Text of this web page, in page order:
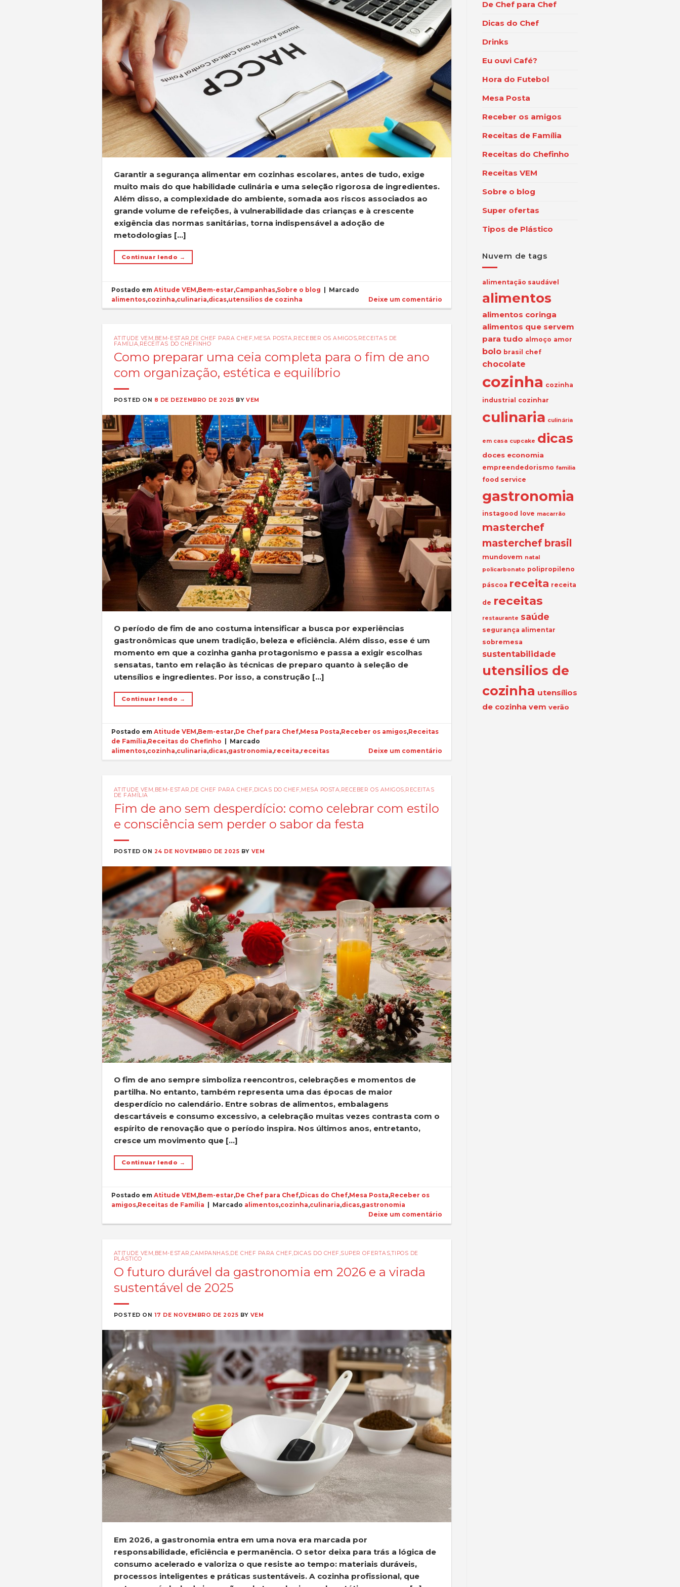
Garantir a segurança alimentar em cozinhas escolares, antes de tudo, exige
muito mais do que habilidade culinária e uma seleção rigorosa de ingredientes.
Além disso, a complexidade do ambiente, somada aos riscos associados ao
grande volume de refeições, à vulnerabilidade das crianças e à crescente
exigência das normas sanitárias, torna indispensável a adoção de
metodologias […]
Continuar lendo →
Postado emAtitude VEM,Bem-estar,Campanhas,Sobre o blog
Marcado
alimentos,cozinha,culinaria,dicas,utensilios de cozinha Deixe um comentário
ATITUDE VEM,BEM-ESTAR,DE CHEF PARA CHEF,MESA POSTA,RECEBER OS AMIGOS,RECEITAS DE
FAMÍLIA,RECEITAS DO CHEFINHO
Como preparar uma ceia completa para o fim de ano
com organização, estética e equilíbrio
POSTED ON 8 DE DEZEMBRO DE 2025 BY VEM
O período de fim de ano costuma intensificar a busca por experiências
gastronômicas que unem tradição, beleza e eficiência. Além disso, esse é um
momento em que a cozinha ganha protagonismo e passa a exigir escolhas
sensatas, tanto em relação às técnicas de preparo quanto à seleção de
utensílios e ingredientes. Por isso, a construção […]
Continuar lendo →
Postado emAtitude VEM,Bem-estar,De Chef para Chef,Mesa Posta,Receber os amigos,Receitas
de Família,Receitas do Chefinho
Marcado
alimentos,cozinha,culinaria,dicas,gastronomia,receita,receitas Deixe um comentário
ATITUDE VEM,BEM-ESTAR,DE CHEF PARA CHEF,DICAS DO CHEF,MESA POSTA,RECEBER OS AMIGOS,RECEITAS
DE FAMÍLIA
Fim de ano sem desperdício: como celebrar com estilo
e consciência sem perder o sabor da festa
POSTED ON 24 DE NOVEMBRO DE 2025 BY VEM
O fim de ano sempre simboliza reencontros, celebrações e momentos de
partilha. No entanto, também representa uma das épocas de maior
desperdício no calendário. Entre sobras de alimentos, embalagens
descartáveis e consumo excessivo, a celebração muitas vezes contrasta com o
espírito de renovação que o período inspira. Nos últimos anos, entretanto,
cresce um movimento que […]
Continuar lendo →
Postado emAtitude VEM,Bem-estar,De Chef para Chef,Dicas do Chef,Mesa Posta,Receber os
amigos,Receitas de Família Marcado alimentos,cozinha,culinaria,dicas,gastronomia
Deixe um comentário
ATITUDE VEM,BEM-ESTAR,CAMPANHAS,DE CHEF PARA CHEF, DICAS DO CHEF,SUPER OFERTAS,TIPOS DE
PLÁSTICO
O futuro durável da gastronomia em 2026 e a virada
sustentável de 2025
POSTED ON 17 DE NOVEMBRO DE 2025 BY VEM
Em 2026, a gastronomia entra em uma nova era marcada por
responsabilidade, eficiência e permanência. O setor deixa para trás a lógica de
consumo acelerado e valoriza o que resiste ao tempo: materiais duráveis,
processos inteligentes e práticas sustentáveis. A cozinha profissional, que
De Chef para Chef
Dicas do Chef
Drinks
Eu ouvi Café?
Hora do Futebol
Mesa Posta
Receber os amigos
Receitas de Família
Receitas do Chefinho
Receitas VEM
Sobre o blog
Super ofertas
Tipos de Plástico
Nuvem de tags
alimentação saudável
alimentos
alimentos coringa
alimentos que servem
para tudo almoço amor
bolo brasil chef
chocolate
cozinha cozinha
industrial
cozinhar
culinaria culinária
em casa cupcake dicas
doces economia
empreendedorismo familia
food service
gastronomia
instagood love macarrão
masterchef
masterchef brasil
mundovem natal
policarbonato polipropileno
páscoa receita receita
de receitas
restaurante saúde
segurança alimentar
sobremesa
sustentabilidade
utensilios de
cozinha utensílios
de cozinha vem verão